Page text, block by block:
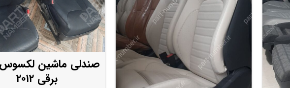
صندلی ماشین
برقی ۲۰۱۲